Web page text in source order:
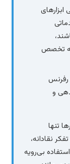
بی‌رویه